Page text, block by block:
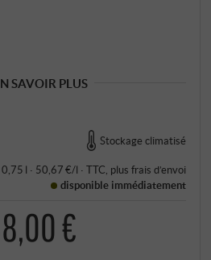
SAVOIR PLUS
Stockage climatisé
0,75 l · 50,67 €/l · TTC , plus frais d’envoi
disponible immédiatement
€